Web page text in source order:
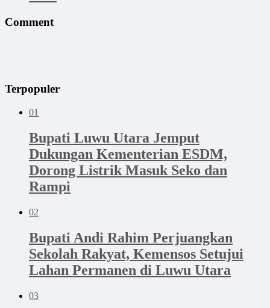
Comment
Terpopuler
01
Bupati Luwu Utara Jemput
Dukungan Kementerian ESDM,
Dorong Listrik Masuk Seko dan
Rampi
02
Bupati Andi Rahim Perjuangkan
Sekolah Rakyat, Kemensos Setujui
Lahan Permanen di Luwu Utara
03